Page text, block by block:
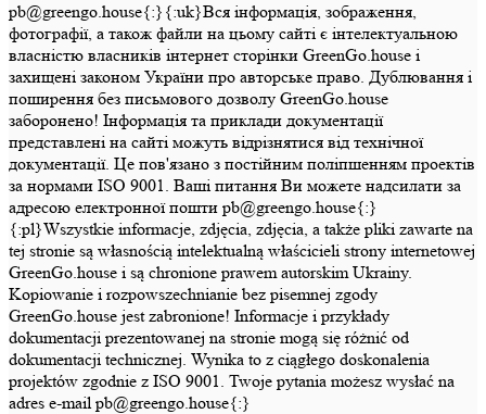
pb@greengo.house{:}{:uk}Вся інформація, зображення,
фотографії, а також файли на цьому сайті є інтелектуальною
власністю власників інтернет сторінки GreenGo.house і
захищені законом України про авторське право. Дублювання і
поширення без письмового дозволу GreenGo.house
заборонено! Інформація та приклади документації
представлені на сайті можуть відрізнятися від технічної
документації. Це пов'язано з постійним поліпшенням проектів
за нормами ISO 9001. Ваші питання Ви можете надсилати за
адресою електронної пошти pb@greengo.house{:}
{:pl}Wszystkie informacje, zdjęcia, zdjęcia, a także pliki zawarte na
tej stronie są własnością intelektualną właścicieli strony internetowej
GreenGo.house i są chronione prawem autorskim Ukrainy.
Kopiowanie i rozpowszechnianie bez pisemnej zgody
GreenGo.house jest zabronione! Informacje i przykłady
dokumentacji prezentowanej na stronie mogą się różnić od
dokumentacji technicznej. Wynika to z ciągłego doskonalenia
projektów zgodnie z ISO 9001. Twoje pytania możesz wysłać na
adres e-mail pb@greengo.house{:}